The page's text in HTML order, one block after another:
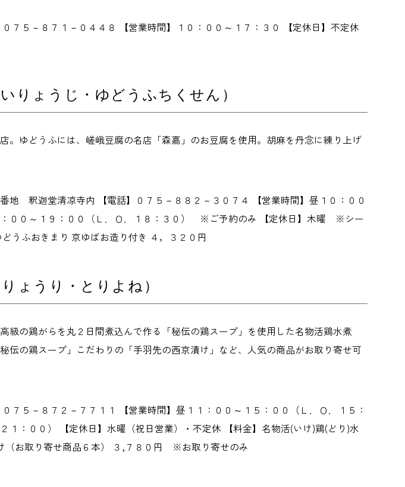
７５－８７１－０４４８ 【営業時間】１０：００～１７：３０ 【定休日】不定休
りょうじ・ゆどうふちくせん）
。ゆどうふには、嵯峨豆腐の名店「森嘉」のお豆腐を使用。胡麻を丹念に練り上げ
地 釈迦堂清凉寺内 【電話】０７５－８８２－３０７４ 【営業時間】昼１０：００
：００～１９：００（Ｌ．Ｏ．１８：３０） ※ご予約のみ 【定休日】木曜 ※シー
うふおきまり 京ゆばお造り付き ４，３２０円
ょうり・とりよね）
級の鶏がらを丸２日間煮込んで作る「秘伝の鶏スープ」を使用した名物活鶏水煮
伝の鶏スープ」こだわりの「手羽先の西京漬け」など、人気の商品がお取り寄せ可
７５－８７２－７７１１ 【営業時間】昼１１：００～１５：００（Ｌ．Ｏ．１５：
１：００） 【定休日】水曜（祝日営業）・不定休 【料金】名物活(いけ)鶏(どり)水
お取り寄せ商品６本） ３,７８０円 ※お取り寄せのみ